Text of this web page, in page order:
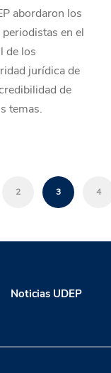
abordaron los
en el
de los
jurídica de
de
temas.
2 3 4
Noticias UDEP